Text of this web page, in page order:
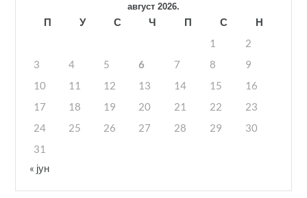
август 2026.
П У С Ч П С
Н
1
2
3
4 5 6 7 8
9
10
11 12 13 14 15
16
17
18 19 20 21 22
23
24
25 26 27 28 29
30
31
« јун